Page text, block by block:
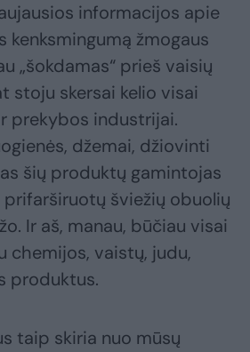
informacijos apie
kenksmingumą žmogaus
„šokdamas“ prieš vaisių
stoju skersai kelio visai
prekybos industrijai.
džemai, džiovinti
šių produktų gamintojas
prifarširuotų šviežių obuolių
Ir aš, manau, būčiau visai
chemijos, vaistų, judu,
produktus.
taip skiria nuo mūsų